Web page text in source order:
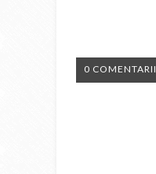
0 COMENTARII